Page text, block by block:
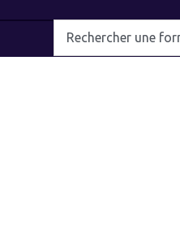
Rechercher
une
Rechercher
une